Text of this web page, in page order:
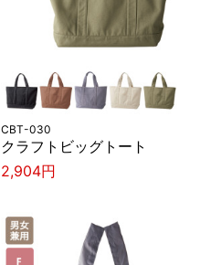
CBT-030
クラフトビッグトート
2,904円